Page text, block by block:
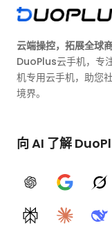
云端操控，拓展全球
DuoPlus云手机，专
机专用云手机，助您
境界。
向 AI 了解
ChatGPTGoogle AI
PerplexityClaude